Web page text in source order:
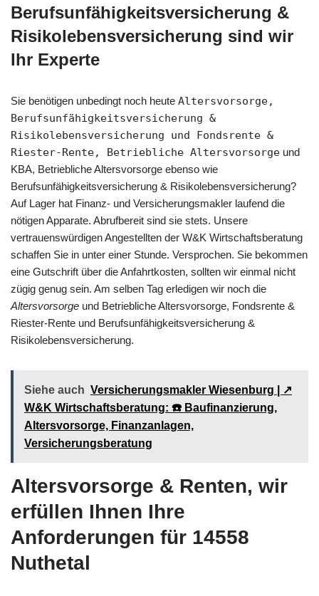
Berufsunfähigkeitsversicherung &
Risikolebensversicherung sind wir
Ihr Experte
Sie benötigen unbedingt noch heute Altersvorsorge,
Berufsunfähigkeitsversicherung &
Risikolebensversicherung und Fondsrente &
Riester-Rente, Betriebliche Altersvorsorge und
KBA, Betriebliche Altersvorsorge ebenso wie
Berufsunfähigkeitsversicherung & Risikolebensversicherung?
Auf Lager hat Finanz- und Versicherungsmakler laufend die
nötigen Apparate. Abrufbereit sind sie stets. Unsere
vertrauenswürdigen Angestellten der W&K Wirtschaftsberatung
schaffen Sie in unter einer Stunde. Versprochen. Sie bekommen
eine Gutschrift über die Anfahrtkosten, sollten wir einmal nicht
zügig genug sein. Am selben Tag erledigen wir noch die
Altersvorsorge und Betriebliche Altersvorsorge, Fondsrente &
Riester-Rente und Berufsunfähigkeitsversicherung &
Risikolebensversicherung.
Siehe auch Versicherungsmakler Wiesenburg | ↗️
W&K Wirtschaftsberatung: ☎️ Baufinanzierung,
Altersvorsorge, Finanzanlagen,
Versicherungsberatung
Altersvorsorge & Renten, wir
erfüllen Ihnen Ihre
Anforderungen für 14558
Nuthetal